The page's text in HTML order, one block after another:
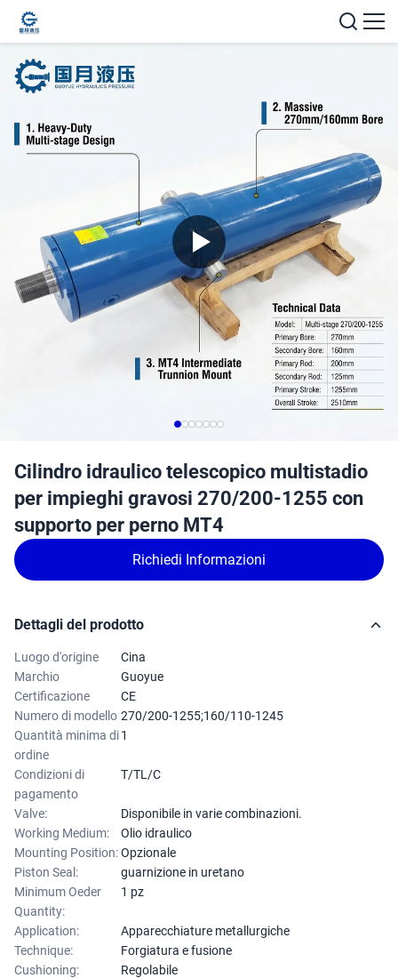
Cilindro idraulico telescopico multistadio
per impieghi gravosi 270/200-1255 con
supporto per perno MT4
Richiedi Informazioni
Dettagli del prodotto
Luogo d'origine
Cina
Marchio
Guoyue
Certificazione
CE
Numero di modello 270/200-1255;160/110-1245
Quantità minima di
ordine
1
Condizioni di
pagamento
T/TL/C
Valve:
Disponibile in varie combinazioni.
Working Medium:
Olio idraulico
Mounting Position:Opzionale
Piston Seal:
guarnizione in uretano
Minimum Oeder
Quantity:
1 pz
Application:
Apparecchiature metallurgiche
Technique:
Forgiatura e fusione
Cushioning:
Regolabile